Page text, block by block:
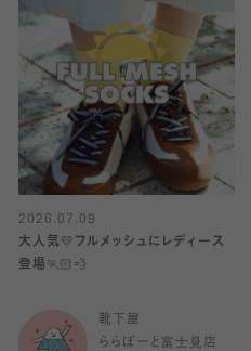
2026.07.09
大人気💛フルメッシュにレディース
登場🏃🏻💨
靴下屋
ららぽーと富士見店